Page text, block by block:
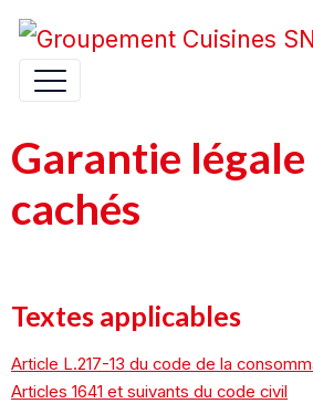
Garantie légale
cachés
Textes applicables
Article L.217-13 du code de la
Articles 1641 et suivants du code civil